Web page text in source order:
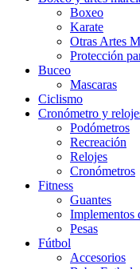
Boxeo
Karate
Otras Artes
Protección
Buceo
Mascaras
Ciclismo
Cronómetro y
Podómetros
Recreación
Relojes
Cronómetros
Fitness
Guantes
Implementos
Pesas
Fútbol
Accesorios